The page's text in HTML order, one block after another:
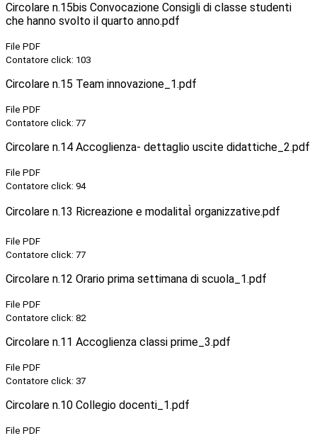
Circolare n.15bis Convocazione Consigli di classe studenti
che hanno svolto il quarto anno.pdf
File PDF
Contatore click: 103
Circolare n.15 Team innovazione_1.pdf
File PDF
Contatore click: 77
Circolare n.14 Accoglienza- dettaglio uscite didattiche_2.pdf
File PDF
Contatore click: 94
Circolare n.13 Ricreazione e modalitaÌ organizzative.pdf
File PDF
Contatore click: 77
Circolare n.12 Orario prima settimana di scuola_1.pdf
File PDF
Contatore click: 82
Circolare n.11 Accoglienza classi prime_3.pdf
File PDF
Contatore click: 37
Circolare n.10 Collegio docenti_1.pdf
File PDF